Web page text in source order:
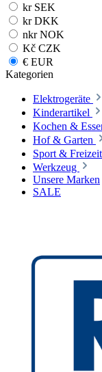
kr SEK
kr DKK
nkr NOK
Kč CZK
€ EUR
Kategorien
Elektrogeräte
Kinderartikel
Kochen &
Hof & Garten
Sport & Freizeit
Werkzeug
Unsere Marken
SALE